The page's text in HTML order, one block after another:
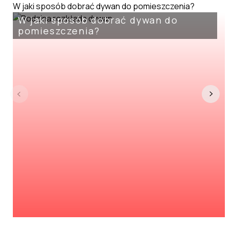
W jaki sposób dobrać dywan do pomieszczenia?
W jaki sposób dobrać dywan do
pomieszczenia?